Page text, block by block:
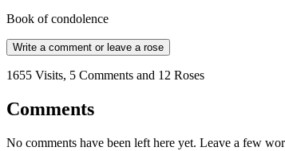
Book of condolence
Write a comment or leave a rose
1655 Visits, 5 Comments and 12 Roses
Comments
No comments have been left here yet. Leave a few